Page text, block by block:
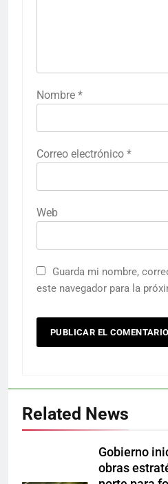
Nombre *
Correo electrónico *
Web
Guarda mi nombre,
este navegador para la
Related News
Gobierno
obras